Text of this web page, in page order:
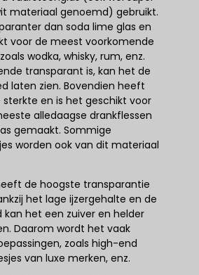
materiaal genoemd) gebruikt.
dan soda lime glas en
voor de meest voorkomende
wodka, whisky, rum, enz.
transparant is, kan het de
laten zien. Bovendien heeft
en is het geschikt voor
alledaagse drankflessen
gemaakt. Sommige
worden ook van dit materiaal
de hoogste transparantie
het lage ijzergehalte en de
kan het een zuiver en helder
Daarom wordt het vaak
zoals high-end
van luxe merken, enz.